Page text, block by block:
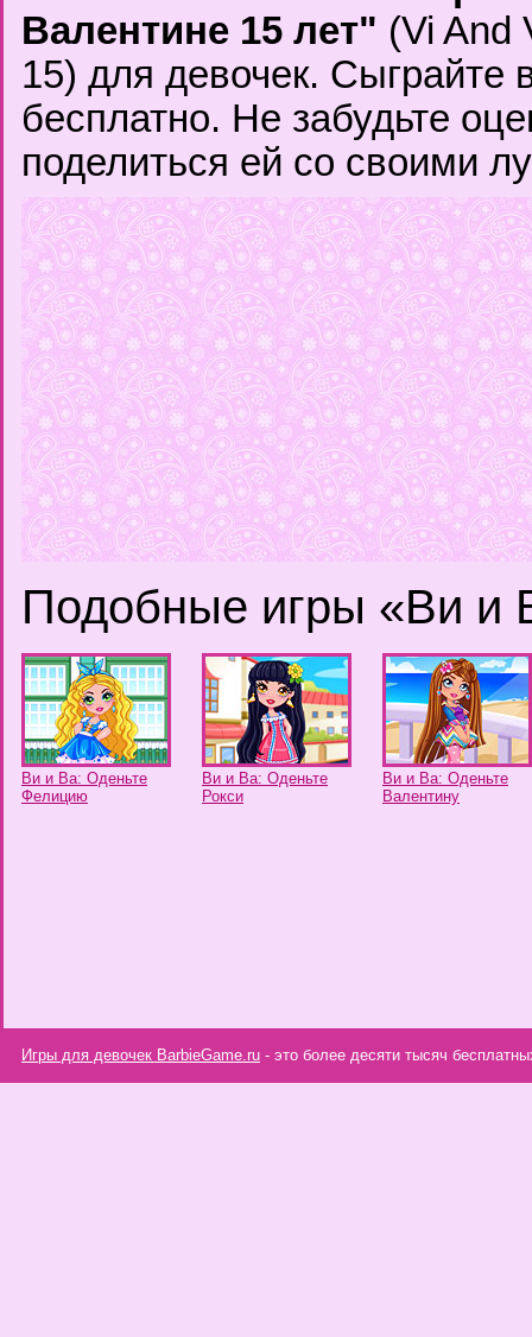
Валентине 15 лет" (Vi And
15) для девочек. Сыграйте
бесплатно. Не забудьте
поделиться ей со своими
Подобные игры «Ви и
Ви и Ва: Оденьте
Фелицию
Ви и Ва: Оденьте
Рокси
Ви и Ва: Оденьте
Валентину
Игры для девочек BarbieGame.ru - это более десяти тысяч